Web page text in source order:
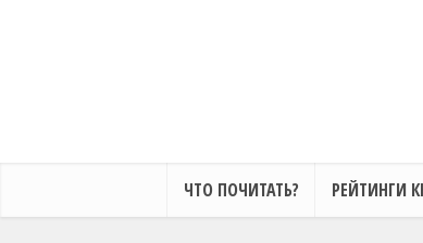
ЧТО ПОЧИТАТЬ? РЕЙТИНГИ